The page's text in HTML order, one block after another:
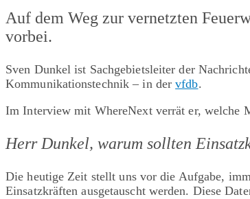
Auf dem Weg zur vernetzten
vorbei.
Sven Dunkel ist Sachgebietsleiter der
Kommunikationstechnik – in dervfdb.
Im Interview mit WhereNext verrät er, welche
Herr Dunkel, warum sollten
Die heutige Zeit stellt uns vor die Aufgabe,
Einsatzkräften ausgetauscht werden. Diese